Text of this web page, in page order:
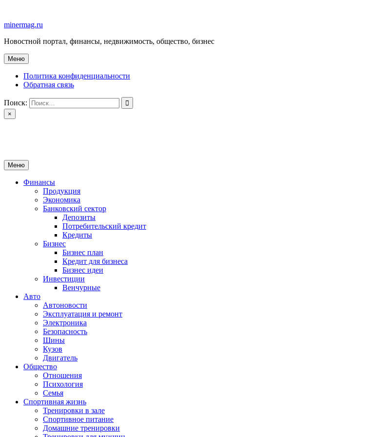
содержимому
minermag.ru
Новостной портал, финансы, недвижимость, общество, бизнес
Меню
Политика конфиденциальности
Обратная связь
Поиск:
×
Меню
Финансы
Продукция
Экономика
Банковский сектор
Депозиты
Потребительский кредит
Кредиты
Бизнес
Бизнес план
Кредит для бизнеса
Бизнес идеи
Инвестиции
Венчурные
Авто
Автоновости
Эксплуатация и ремонт
Электроника
Безопасность
Шины
Кузов
Двигатель
Общество
Отношения
Психология
Семья
Спортивная жизнь
Тренировки в зале
Спортивное питание
Домашние тренировки